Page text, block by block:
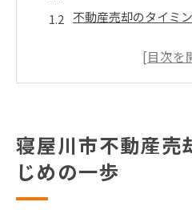
不動産売却のタイミ
売却前に知っておく
不動産売却を始める
寝屋川市の地域特性を活
寝屋川市の地域特性
寝屋川市不動産売
じめの一歩